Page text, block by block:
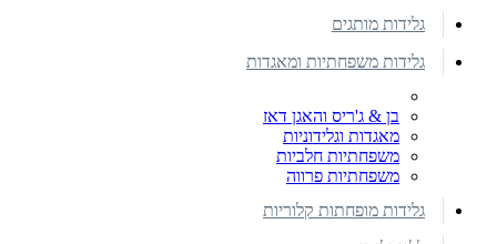
גלידות מותגים
גלידות משפחתיות ומאגדות
בן & ג'ריס והאגן דאז
מאגדות וגלידוניות
משפחתיות חלביות
משפחתיות פרווה
גלידות מופחתות קלוריות